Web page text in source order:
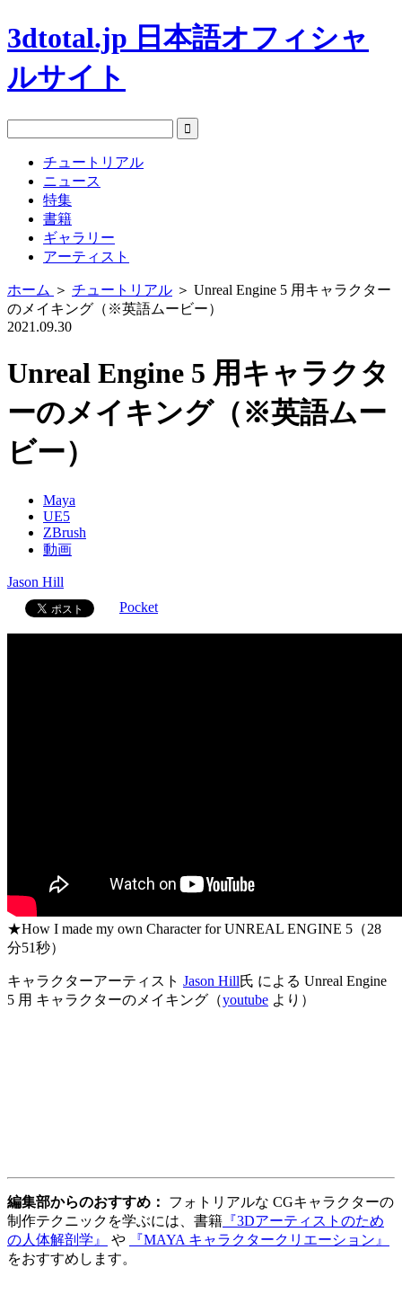
3dtotal.jp 日本語オフィシャ
ルサイト
チュートリアル
ニュース
特集
書籍
ギャラリー
アーティスト
ホーム ＞ チュートリアル ＞ Unreal Engine 5 用キャラクター
のメイキング（※英語ムービー）
2021.09.30
Unreal Engine 5 用キャラクタ
ーのメイキング（※英語ムー
ビー）
Maya
UE5
ZBrush
動画
Jason Hill
Pocket
★How I made my own Character for UNREAL ENGINE 5（28
分51秒）
キャラクターアーティスト Jason Hill氏 による Unreal Engine
5 用 キャラクターのメイキング（youtube より）
編集部からのおすすめ：
フォトリアルな CGキャラクターの
制作テクニックを学ぶには、書籍 『3Dアーティストのため
の人体解剖学』
や
『MAYA キャラクタークリエーション』
をおすすめします。